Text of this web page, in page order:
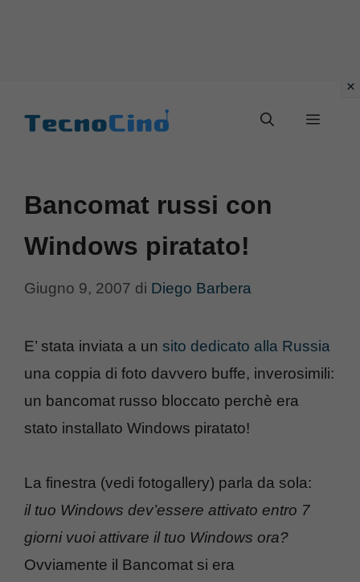
Menu
Bancomat russi con
Windows piratato!
Giugno 9, 2007 di Diego Barbera
E’ stata inviata a un sito dedicato alla Russia
una coppia di foto davvero buffe, inverosimili:
un bancomat russo bloccato perchè era
stato installato Windows piratato!
La finestra (vedi fotogallery) parla da sola:
il tuo Windows dev’essere attivato entro 7
giorni vuoi attivare il tuo Windows ora?
Ovviamente il Bancomat si era